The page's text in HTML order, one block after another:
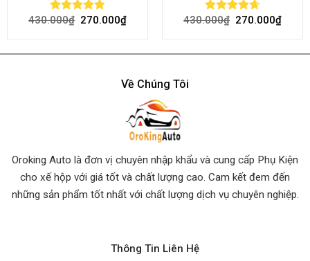
Rated 4.80
430.000₫ 270.000₫ Rated 4.64
430.000₫ 270.000₫
Về Chúng Tôi
Oroking Auto là đơn vị chuyên nhập khẩu và cung cấp Phụ Kiện
cho xế hộp với giá tốt và chất lượng cao. Cam kết đem đến
những sản phẩm tốt nhất với chất lượng dịch vụ chuyên nghiệp.
Thông Tin Liên Hệ